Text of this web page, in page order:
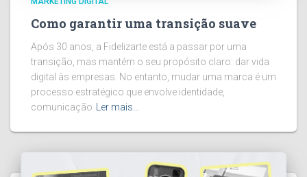
Como garantir uma transição suave
Após 30 anos, a Fidelizarte está a passar por uma
transição, mas mantém o seu propósito claro: dar vida
digital às empresas. No entanto, mudar uma marca é um
processo estratégico que envolve identidade,
comunicação
Ler mais…